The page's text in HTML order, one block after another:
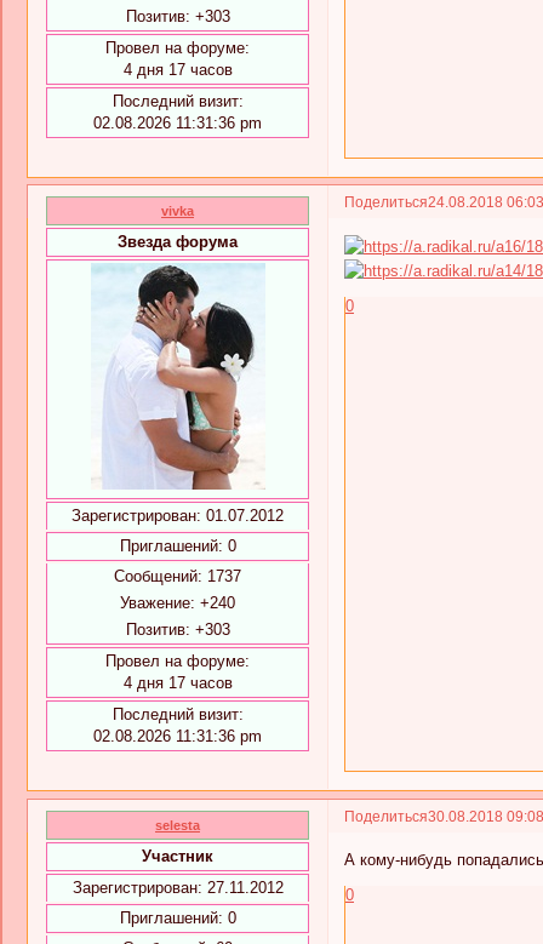
Позитив: +303
Провел на форуме:
4 дня 17 часов
Последний визит:
02.08.2026 11:31:36 pm
Поделиться24.08.2018
vivka
Звезда форума
Зарегистрирован: 01.07.2012
Приглашений: 0
Сообщений: 1737
Уважение: +240
Позитив: +303
Провел на форуме:
4 дня 17 часов
Последний визит:
02.08.2026 11:31:36 pm
0
Поделиться30.08.2018
selesta
Участник
Зарегистрирован: 27.11.2012
Приглашений: 0
А кому-нибудь
0